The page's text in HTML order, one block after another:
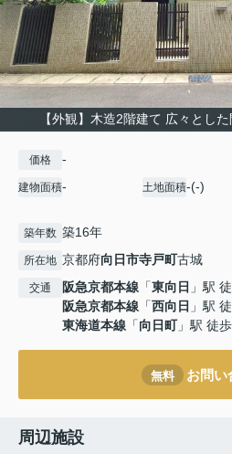
【外観】木造2階建て 広々とし
価格 -
建物面積- 土地面積-(-)
築年数 築16年
所在地 京都府向日市寺戸町古城
交通 阪急京都本線 「東向日 」駅
阪急京都本線 「西向日 」駅
東海道本線 「向日町」駅 徒
無料 お問い
周辺施設